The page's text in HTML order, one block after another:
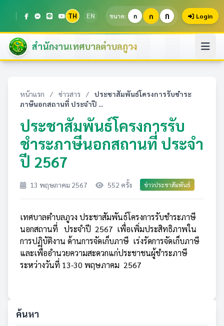
TH EN ขนาด: ก ก ก Login
สำนักงานเทศบาลตำบลภูวง
หน้าแรก / ข่าวสาร /
ประชาสัมพันธ์โครงการรับชำระ
ภาษีนอกสถานที่ ประจำปี ...
ประชาสัมพันธ์โครงการรับ
ชำระภาษีนอกสถานที่ ประจำ
ปี 2567
13 พฤษภาคม 2567 552 ครั้ง ข่าวประชาสัมพันธ์
เทศบาลตำบลภูวง ประชาสัมพันธ์โครงการรับชำระภาษี
นอกสถานที่ ประจำปี 2567 เพื่อเพิ่มประสิทธิภาพใน
การปฏิบัติงาน ด้านการจัดเก็บภาษี เร่งรัดการจัดเก็บภาษี
และเพื่ออำนวยความสะดวกแก่ประชาชนผู้ชำระภาษี
ระหว่างวันที่ 13-30 พฤษภาคม 2567
ค้นหา